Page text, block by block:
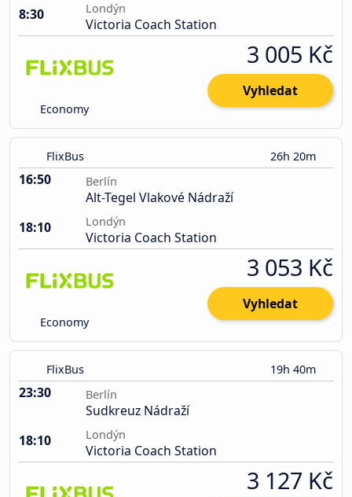
8:30
Londýn
Victoria Coach Station
Economy
3 005 Kč
Vyhledat
FlixBus 26h 20m
16:50 Berlín
Alt-Tegel Vlakové Nádraží
18:10
Londýn
Victoria Coach Station
Economy
3 053 Kč
Vyhledat
FlixBus 19h 40m
23:30 Berlín
Sudkreuz Nádraží
18:10
Londýn
Victoria Coach Station
3 127 Kč